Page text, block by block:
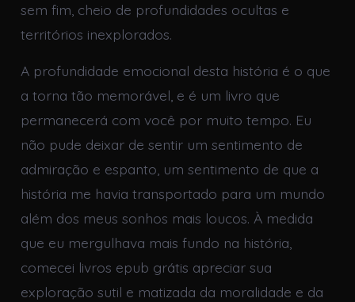
sem fim, cheio de profundidades ocultas e
territórios inexplorados.
A profundidade emocional desta história é o que
a torna tão memorável, e é um livro que
permanecerá com você por muito tempo. Eu
não pude deixar de sentir um sentimento de
admiração e espanto, um sentimento de que a
história me havia transportado para um mundo
além dos meus sonhos mais loucos. À medida
que eu mergulhava mais fundo na história,
comecei livros epub grátis apreciar sua
exploração sutil e matizada da moralidade e da